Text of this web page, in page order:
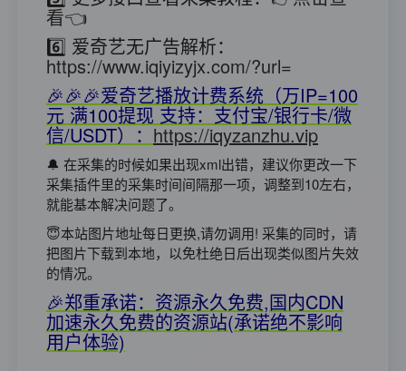
看👈
6️⃣ 爱奇艺无广告解析：
https://www.iqiyizyjx.com/?url=
🎉🎉🎉爱奇艺播放计费系统（万IP=100
元 满100提现 支持：支付宝/银行卡/微
信/USDT）： https://iqyzanzhu.vip
🔔 在采集的时候如果出现xml出错，建议你更改一下
采集插件里的采集时间间隔那一项，调整到10左右，
就能基本解决问题了。
😇本站图片地址每日更换,请勿调用! 采集的同时，请
把图片下载到本地，以免杜绝日后出现类似图片失效
的情况。
🎉郑重承诺：资源永久免费,国内CDN
加速永久免费的资源站(承诺绝不影响
用户体验)